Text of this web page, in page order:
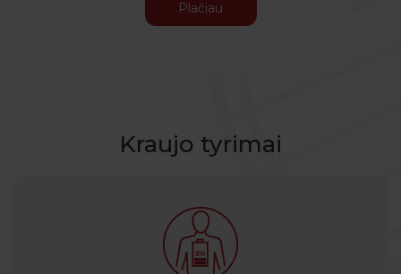
Plačiau
Kraujo tyrimai